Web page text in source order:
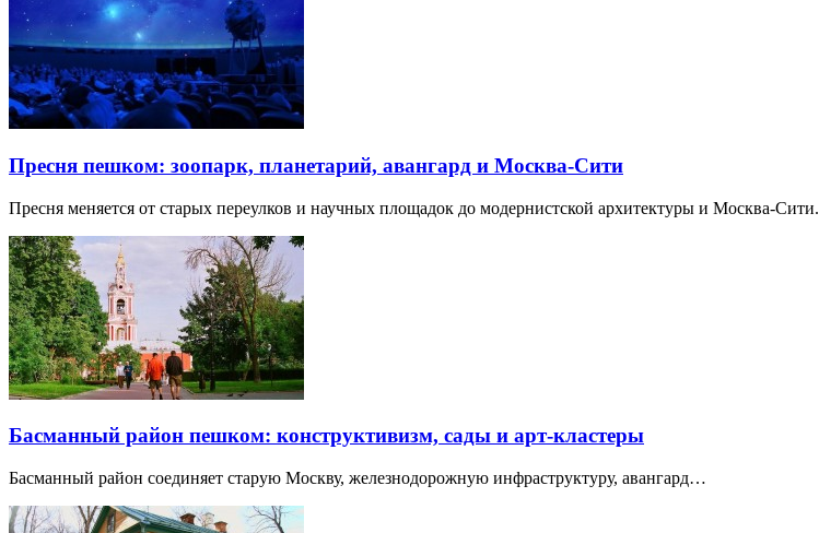
Пресня пешком: зоопарк, планетарий, авангард и Москва-Сити
Пресня меняется от старых переулков и научных площадок до модернистской архитектуры и Москва-Сити.
Басманный район пешком: конструктивизм, сады и арт-кластеры
Басманный район соединяет старую Москву, железнодорожную инфраструктуру, авангард…